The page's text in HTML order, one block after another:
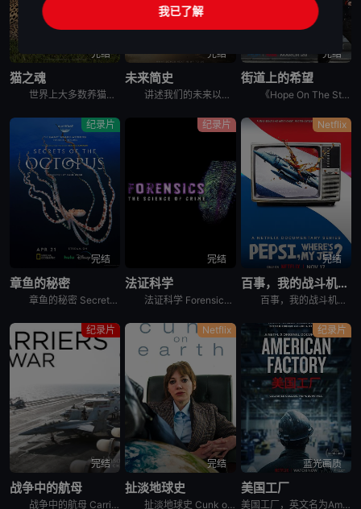
完结
猫之魂
世界上大多数养猫的人都能通过宠物的眼睛窥见动物的野性。这部纪录片着眼于家猫和它们的野生表亲们，以及它们的祖先之间，在行为上隐约可见的关联。镜头特别勾勒出这些相似之处，并向所谓的“主人们”（如果猫真
完结
未来简史
讲述我们的未来以及我们如何重新构想它们。由著名未来学家阿里·瓦拉赫主持，邀请观众踏上一次环游世界的旅程，充满发现、希望和可能性，了解我们今天所处的位置以及接下来会发生什么。将历史、科学和意想不到的
完结
街道上的希望
《Hope On The Street》是防弹少年团郑号锡（j-hope）推出的同名舞蹈练习日记内容。讲述j-hope在入伍前访问日本大阪、法国巴黎、美国纽约、韩国首尔和光州，并与当地的舞蹈家通过
纪录片
完结
章鱼的秘密
章鱼的秘密 Secrets of the Octopus是2024年澳大利亚,美国纪录片。艾美奖肯定《鲸之谜》制作团队最新力作。 &nbsp; &nbsp; &nbsp; &nbsp; &nbsp
纪录片
完结
法证科学
法证科学 Forensics: The Science of Crime是2020年犯罪纪录片。《法证科学》旨在向观众展示法医学是如何帮助破获各类犯罪案件的，通过在法医研究所、大学实验室、研究中心
Netflix
完结
百事，我的战斗机呢？
百事，我的战斗机呢？ Pepsi, Where&#39;s My Jet?是2022年美国历史纪录片。When a 20-year-old attempts to win a fighter je
纪录片
完结
战争中的航母
战争中的航母 Carriers at War分集剧情：第1集，以实时跟拍的方式，展示了超级航母布什号在阿拉伯海湾战争中的优异表现，以及强大战力背后辛苦和严禁的准备工作。机组人员严苛的修检F/A -
Netflix
完结
扯淡地球史
扯淡地球史 Cunk on Earth是2022年英国喜剧纪录片。Follows Philomena Cunk as she comically tells the story of our gr
纪录片
蓝光画质
美国工厂
美国工厂，英文名为American Factory，是2019年上映的美国纪录片电影。
我已了解